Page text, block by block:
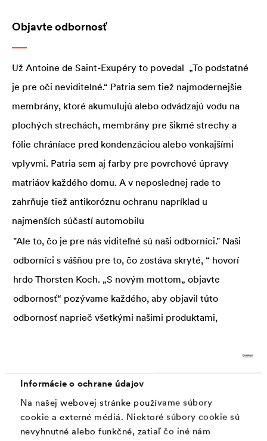
Informácie o ochrane údajov
Na našej webovej stránke používame súbory
cookie a externé médiá. Niektoré súbory cookie sú
nevyhnutné alebo funkčné, zatiaľ čo iné nám
Objavte odbornosť
Už Antoine de Saint-Exupéry to povedal „To podstatné
je pre oči neviditelné.“ Patria sem tiež najmodernejšie
membrány, ktoré akumulujú alebo odvádzajú vodu na
plochých strechách, membrány pre šikmé strechy a
fólie chráníace pred kondenzáciou alebo vonkajšími
vplyvmi. Patria sem aj farby pre povrchové úpravy
matriáov každého domu. A v neposlednej rade to
zahrňuje tiež antikoróznu ochranu napríklad u
najmenších súčastí automobilu
"Ale to, čo je pre nás viditeľné sú naši odborníci." Naši
odborníci s vášňou pre to, čo zostáva skryté, “ hovorí
hrdo Thorsten Koch. „S novým mottom„ objavte
odbornosť“ pozývame každého, aby objavil túto
odbornosť naprieč všetkými našimi produktami,
Napríklad v novo vyvinutom Tiny House môžete
znalostí, ktoré Dörken ponúka v oblasti fyzikálne-
membrány a chemické-náterové systémy. Tu môžete